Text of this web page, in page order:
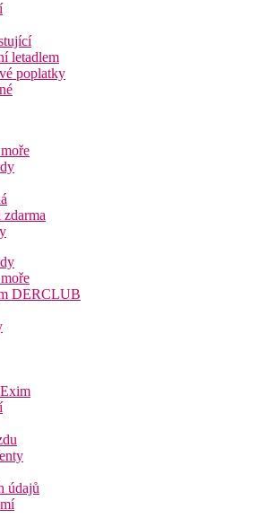
letadlem
poplatky
DERCLUB
údajů